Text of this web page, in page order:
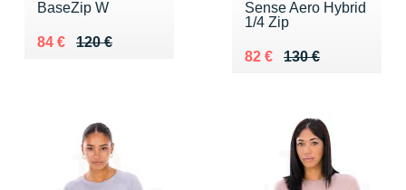
BaseZip W
120 €
Au lieu de 120 €
84 €
Vendu 84 €
Sense Aero Hybrid
1/4 Zip
130 €
Au lieu de 130 €
82 €
Vendu 82 €